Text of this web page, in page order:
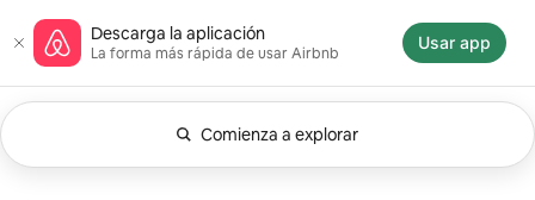
contenido
Página de inicio de Airbnb
Descarga la aplicación
La forma más rápida de usar Airbnb
Usar app
Comienza a explorar
Se muestran Cualquier fecha. Cambia la